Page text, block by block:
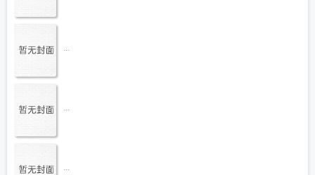
...
...
...